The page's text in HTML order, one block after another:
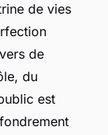
de vies
de
du
est